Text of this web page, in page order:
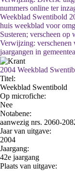
nummers online ter
Weekblad Swentibold
huis weekblad voor
Susteren; verscheen op
Verwijzing: verschenen
jaargangen in
2004 Weekblad
Titel:
Weekblad Swentibold
Op microfiche:
Nee
Notabene:
aanwezig nrs. 2060-
Jaar van uitgave:
2004
Jaargang:
42e jaargang
Plaats van uitgave: